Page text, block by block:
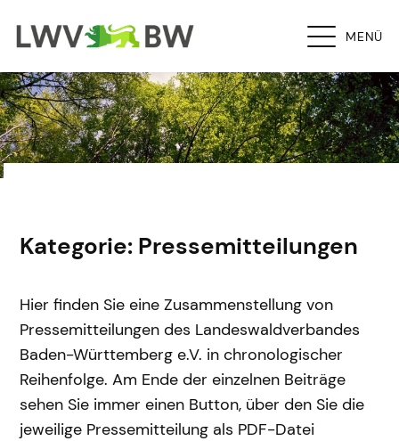
MENÜ
Kategorie: Pressemitteilungen
Hier finden Sie eine Zusammenstellung von
Pressemitteilungen des Landeswaldverbandes
Baden-Württemberg e.V. in chronologischer
Reihenfolge.Am Ende der einzelnen Beiträge
sehen Sie immer einen Button, über den Sie die
jeweilige Pressemitteilung als PDF-Datei